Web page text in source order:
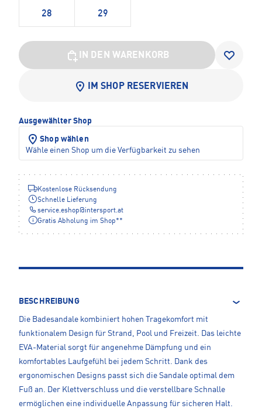
28 29
IN DEN WARENKORB
IM SHOP RESERVIEREN
Ausgewählter Shop
Shop wählen
Wähle einen Shop um die Verfügbarkeit zu sehen
Kostenlose Rücksendung
Schnelle Lieferung
service.eshop@intersport.at
Gratis Abholung im Shop**
BESCHREIBUNG
Die Badesandale kombiniert hohen Tragekomfort mit
funktionalem Design für Strand, Pool und Freizeit. Das leichte
EVA-Material sorgt für angenehme Dämpfung und ein
komfortables Laufgefühl bei jedem Schritt. Dank des
ergonomischen Designs passt sich die Sandale optimal dem
Fuß an. Der Klettverschluss und die verstellbare Schnalle
ermöglichen eine individuelle Anpassung für sicheren Halt.